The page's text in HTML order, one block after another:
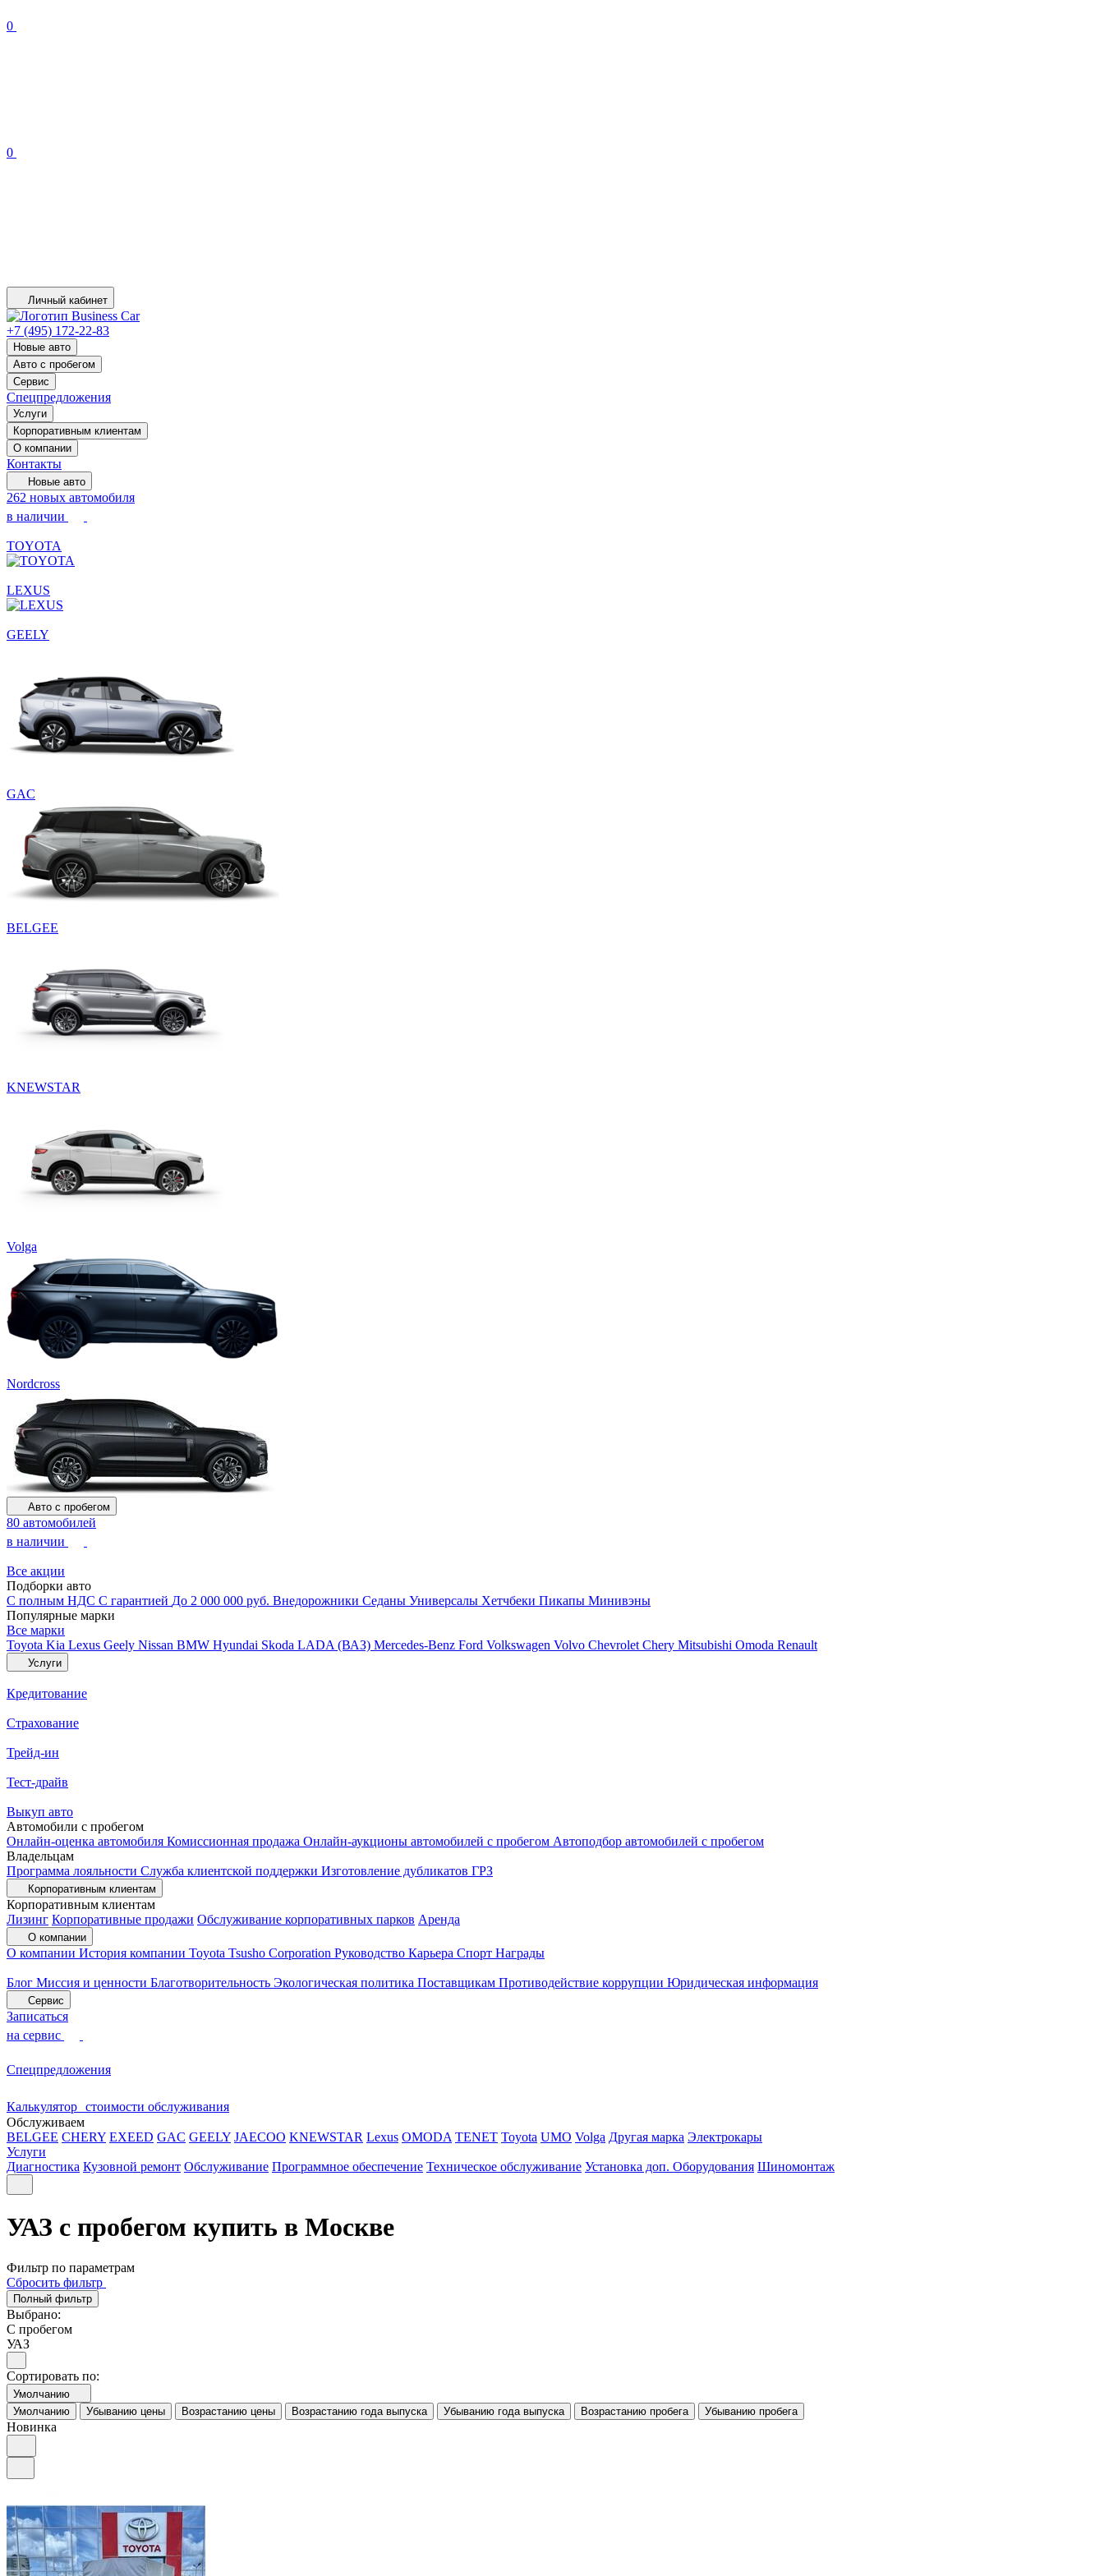
0
0
Личный кабинет
+7 (495) 172-22-83
Новые авто
Авто с пробегом
Сервис
Спецпредложения
Услуги
Корпоративным клиентам
О компании
Контакты
Новые авто
262 новых автомобиля
в наличии
TOYOTA
LEXUS
GEELY
GAC
BELGEE
KNEWSTAR
Volga
Nordcross
Авто с пробегом
80 автомобилей
в наличии
Все акции
Подборки авто
С полным НДС С гарантией До 2 000 000 руб. Внедорожники Седаны Универсалы Хетчбеки Пикапы Минивэны
Популярные марки
Все марки
Toyota Kia Lexus Geely Nissan BMW Hyundai Skoda LADA (ВАЗ) Mercedes-Benz Ford Volkswagen Volvo Chevrolet Chery Mitsubishi Omoda Renault
Услуги
Кредитование
Страхование
Трейд-ин
Тест-драйв
Выкуп авто
Автомобили с пробегом
Онлайн-оценка автомобиля Комиссионная продажа Онлайн-аукционы автомобилей с пробегом Автоподбор автомобилей с пробегом
Владельцам
Программа лояльности Служба клиентской поддержки Изготовление дубликатов ГРЗ
Корпоративным клиентам
Корпоративным клиентам
Лизинг Корпоративные продажи Обслуживание корпоративных парков Аренда
О компании
О компании История компании Toyota Tsusho Corporation Руководство Карьера Спорт Награды
Блог Миссия и ценности Благотворительность Экологическая политика Поставщикам Противодействие коррупции Юридическая информация
Сервис
Записаться
на сервис
Спецпредложения
Калькулятор стоимости обслуживания
Обслуживаем
BELGEE CHERY EXEED GAC GEELY JAECOO KNEWSTAR Lexus OMODA TENET Toyota UMO Volga Другая марка Электрокары
Услуги
Диагностика Кузовной ремонт Обслуживание Программное обеспечение Техническое обслуживание Установка доп. Оборудования Шиномонтаж
УАЗ с пробегом купить в Москве
Фильтр по параметрам
Сбросить фильтр
Полный фильтр
Выбрано:
С пробегом
УАЗ
Сортировать по:
Умолчанию
Умолчанию
Убыванию цены Возрастанию цены Возрастанию года выпуска Убыванию года выпуска Возрастанию пробега Убыванию пробега
Новинка